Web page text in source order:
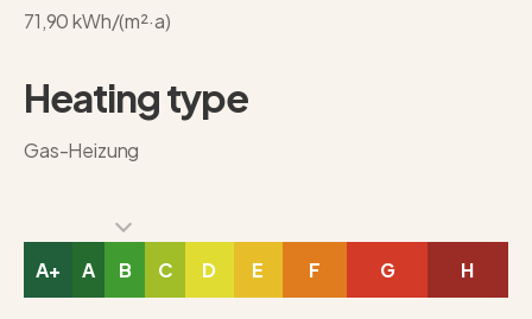
71,90 kWh/(m²·a)
Heating type
Gas-Heizung
A+ A B C D E F G H